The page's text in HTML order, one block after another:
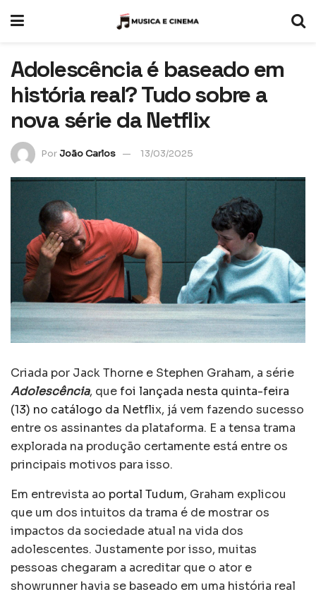
Adolescência é baseado em
história real? Tudo sobre a
nova série da Netflix
PorJoão Carlos 13/03/2025
Criada por Jack Thorne e Stephen Graham, a série
Adolescência, quefoi lançada nesta quinta-feira
(13) no catálogo da Netflix, já vem fazendo sucesso
entre os assinantes da plataforma. E a tensa trama
explorada na produção certamente está entre os
principais motivos para isso.
Em entrevista ao portal Tudum, Graham explicou
que um dos intuitos da trama é de mostrar os
impactos da sociedade atual na vida dos
adolescentes. Justamente por isso, muitas
pessoas chegaram a acreditar que o ator e
showrunner havia se baseado em uma história real